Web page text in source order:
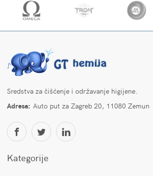
Sredstva za čišćenje i održavanje higijene.
Adresa: Auto put za Zagreb 20, 11080 Zemun
Kategorije